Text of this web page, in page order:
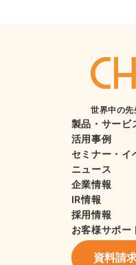
世界中の先
製品・サービ
活用事例
セミナー・イ
ニュース
企業情報
IR情報
採用情報
お客様サポー
資料請